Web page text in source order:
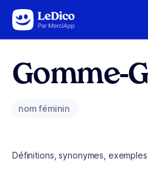
Aller au contenu
Gomme-
nom féminin
Définitions, synonymes,